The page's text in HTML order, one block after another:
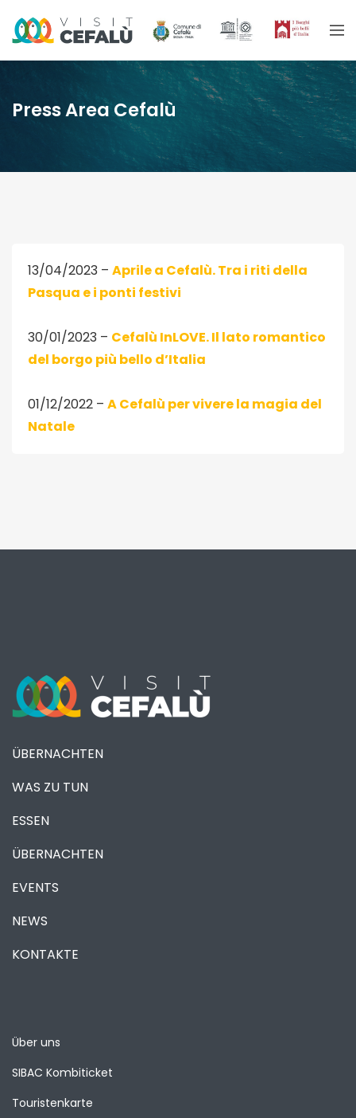
Press Area Cefalù
13/04/2023 – Aprile a Cefalù. Tra i riti della
Pasqua e i ponti festivi
30/01/2023 – Cefalù InLOVE. Il lato romantico
del borgo più bello d’Italia
01/12/2022 – A Cefalù per vivere la magia del
Natale
ÜBERNACHTEN
WAS ZU TUN
ESSEN
ÜBERNACHTEN
EVENTS
NEWS
KONTAKTE
Über uns
SIBAC Kombiticket
Touristenkarte